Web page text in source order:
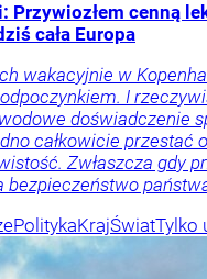
Przywiozłem cenną
cała Europa
wakacyjnie w
I
doświadczenie
całkowicie przestać
Zwłaszcza gdy
bezpieczeństwo
PolitykaKrajŚwiatTylko